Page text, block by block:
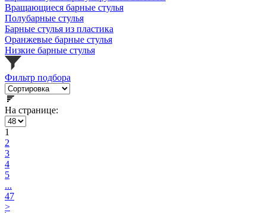
Вращающиеся барные стулья
Полубарные стулья
Барные стулья из пластика
Оранжевые барные стулья
Низкие барные стулья
Фильтр подбора
На странице:
1
2
3
4
5
...
47
>